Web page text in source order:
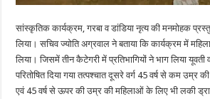
सांस्कृतिक कार्यक्रम, गरबा व डांडिया नृत्य की मनमोहक
लिया। सचिव ज्योति अग्रवाल ने बताया कि कार्यक्रम में
लिया। जिसमें तीन कैटेगरी में प्रतिभागियों ने भाग लिया
परितोषित दिया गया तत्पश्चात दूसरे वर्ग 45 वर्ष से कम उम्र
एवं 45 वर्ष से ऊपर की उम्र की महिलाओं के लिए भी लकी